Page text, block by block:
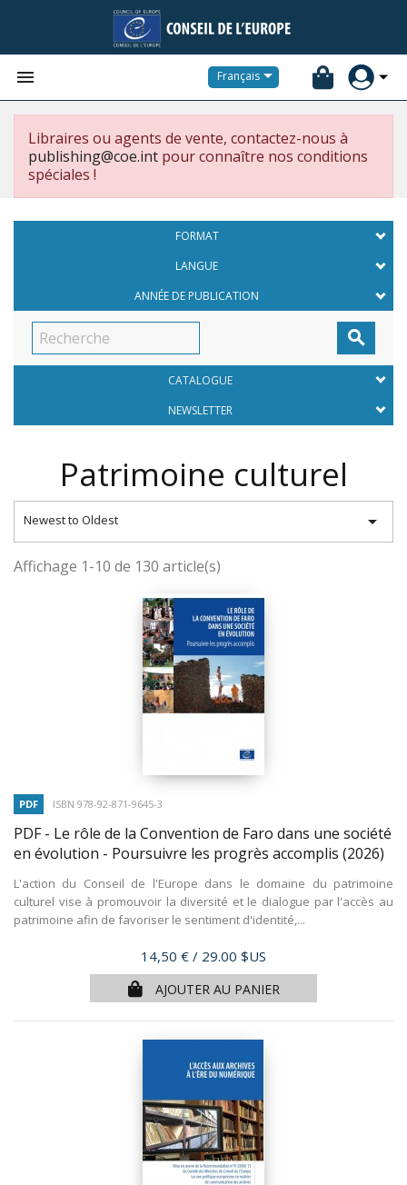
 Français
Libraires ou agents de vente, contactez-nous à
publishing@coe.int pour connaître nos conditions
spéciales !
FORMAT
LANGUE
ANNÉE DE PUBLICATION

CATALOGUE
NEWSLETTER
Patrimoine culturel
Newest to Oldest 
Affichage 1-10 de 130 article(s)
PDF ISBN 978-92-871-9645-3
PDF - Le rôle de la Convention de Faro dans une société
en évolution - Poursuivre les progrès accomplis (2026)
L'action du Conseil de l'Europe dans le domaine du patrimoine
culturel vise à promouvoir la diversité et le dialogue par l'accès au
patrimoine afin de favoriser le sentiment d'identité,...
Prix
14,50 € / 29.00 $US
AJOUTER AU PANIER